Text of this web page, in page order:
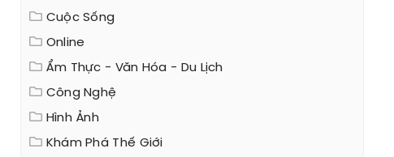
Cuộc Sống
Online
Ẩm Thực - Văn Hóa - Du Lịch
Công Nghệ
Hình Ảnh
Khám Phá Thế Giới